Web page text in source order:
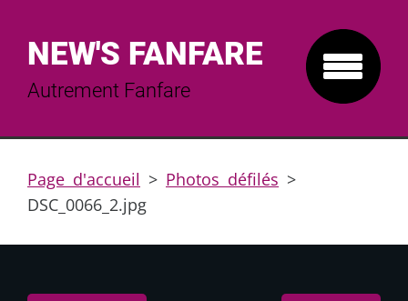
NEW'S FANFARE
Autrement Fanfare
Page d'accueil > Photos défilés >
DSC_0066_2.jpg